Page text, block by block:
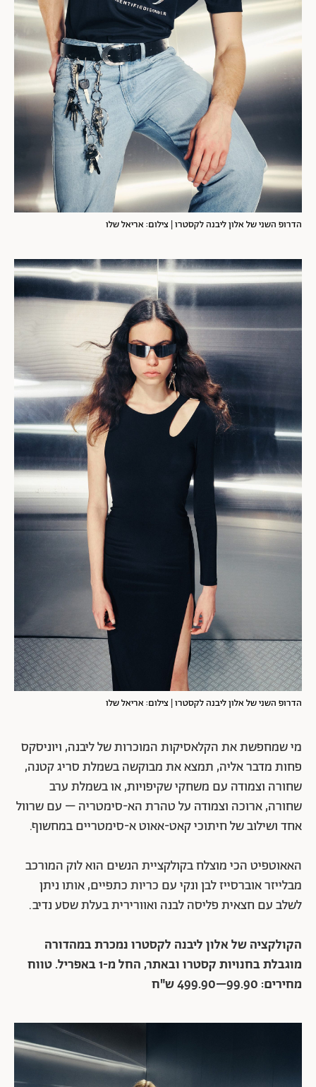
הדרופ השני של אלון ליבנה לקסטרו | צילום: אריאל שלו
הדרופ השני של אלון ליבנה לקסטרו | צילום: אריאל שלו
מי שמחפשת את הקלאסיקות המוכרות של ליבנה, ויוניסקס
פחות מדבר אליה, תמצא את מבוקשה בשמלת סריג קטנה,
שחורה וצמודה עם משחקי שקיפויות, או בשמלת ערב
שחורה, ארוכה וצמודה על טהרת הא-סימטריה – עם שרוול
אחד ושילוב של חיתוכי קאט-אאוט א-סימטריים במחשוף.
האאוטפיט הכי מוצלח בקולקציית הנשים הוא לוק המורכב
מבלייזר אוברסייז לבן ונקי עם כריות כתפיים, אותו ניתן
לשלב עם חצאית פליסה לבנה ואוורירית בעלת שסע נדיב.
הקולקציה של אלון ליבנה לקסטרו נמכרת במהדורה
מוגבלת בחנויות קסטרו ובאתר, החל מ-1 באפריל. טווח
מחירים: 99.90–499.90 ש"ח